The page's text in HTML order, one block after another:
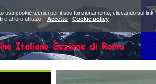
usa cookie tecnici per il suo funzionamento, cliccando sul
al loro utilizzo. |Accetto | Cookie policy